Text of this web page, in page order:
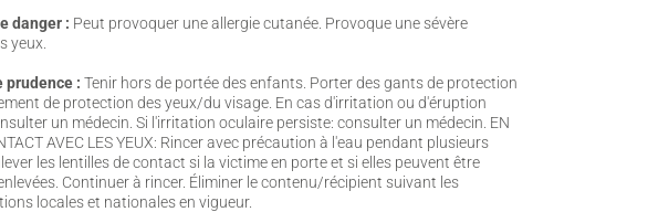
danger : Peut provoquer une allergie cutanée. Provoque une sévère
yeux.
prudence : Tenir hors de portée des enfants. Porter des gants de protection
de protection des yeux/du visage. En cas d'irritation ou d'éruption
un médecin. Si l'irritation oculaire persiste: consulter un médecin. EN
AVEC LES YEUX: Rincer avec précaution à l'eau pendant plusieurs
les lentilles de contact si la victime en porte et si elles peuvent être
Continuer à rincer. Éliminer le contenu/récipient suivant les
locales et nationales en vigueur.